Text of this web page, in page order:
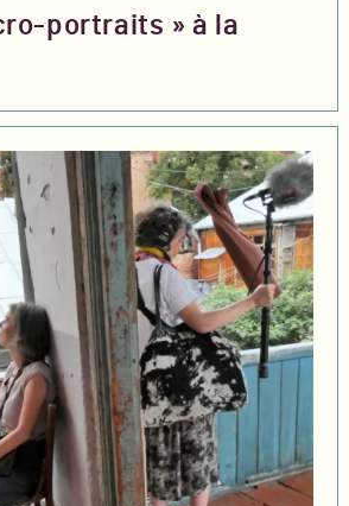
portraits » à la